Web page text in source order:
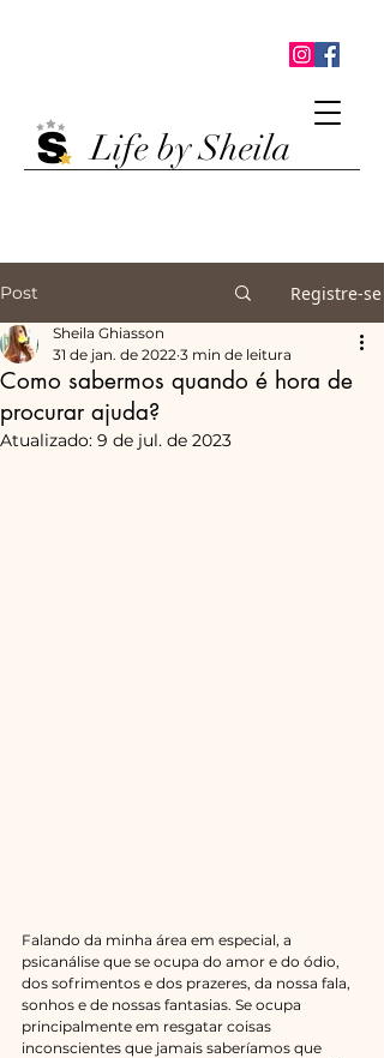
Life by Sheila
Post Registre-se
Como sabermos quando é hora de
procurar ajuda?
Sheila Ghiasson
31 de jan. de 2022 3 min de leitura
Atualizado: 9 de jul. de 2023
Falando da minha área em especial, a
psicanálise que se ocupa do amor e do ódio,
dos sofrimentos e dos prazeres, da nossa fala,
sonhos e de nossas fantasias. Se ocupa
principalmente em resgatar coisas
inconscientes que jamais saberíamos que